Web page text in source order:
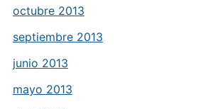
octubre 2013
septiembre 2013
junio 2013
mayo 2013